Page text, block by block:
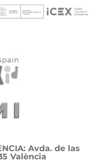
Avda. de las
València